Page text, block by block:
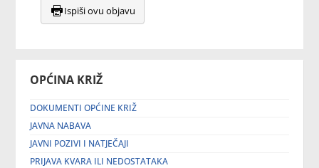
OPĆINA KRIŽ
DOKUMENTI OPĆINE KRIŽ
JAVNA NABAVA
JAVNI POZIVI I NATJEČAJI
PRIJAVA KVARA ILI NEDOSTATAKA
Ispiši ovu objavu